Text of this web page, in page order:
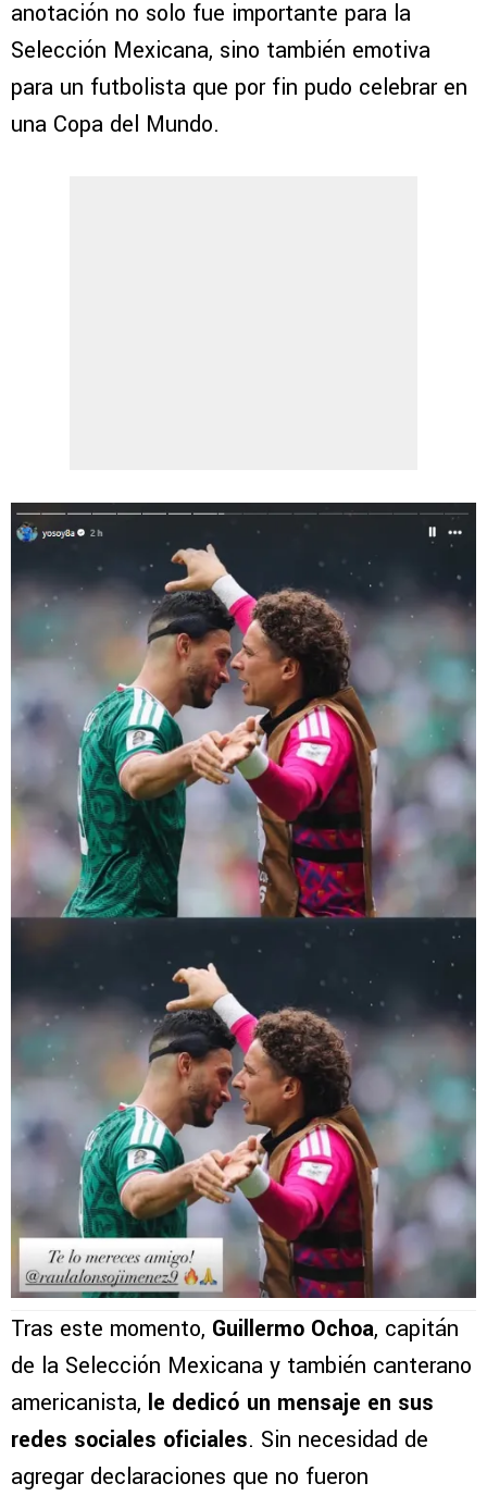
anotación no solo fue importante para la
Selección Mexicana, sino también emotiva
para un futbolista que por fin pudo celebrar en
una Copa del Mundo.
Tras este momento, Guillermo Ochoa, capitán
de la Selección Mexicana y también canterano
americanista, le dedicó un mensaje en sus
redes sociales oficiales. Sin necesidad de
agregar declaraciones que no fueron